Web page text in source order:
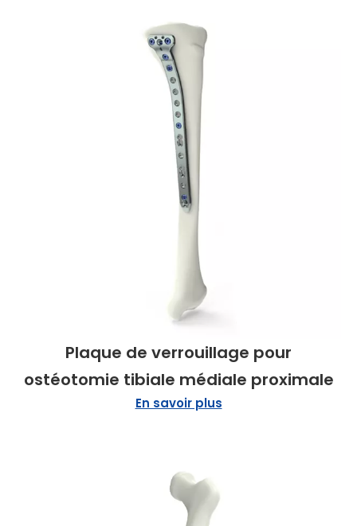
Plaque de verrouillage pour
ostéotomie tibiale médiale proximale
En savoir plus